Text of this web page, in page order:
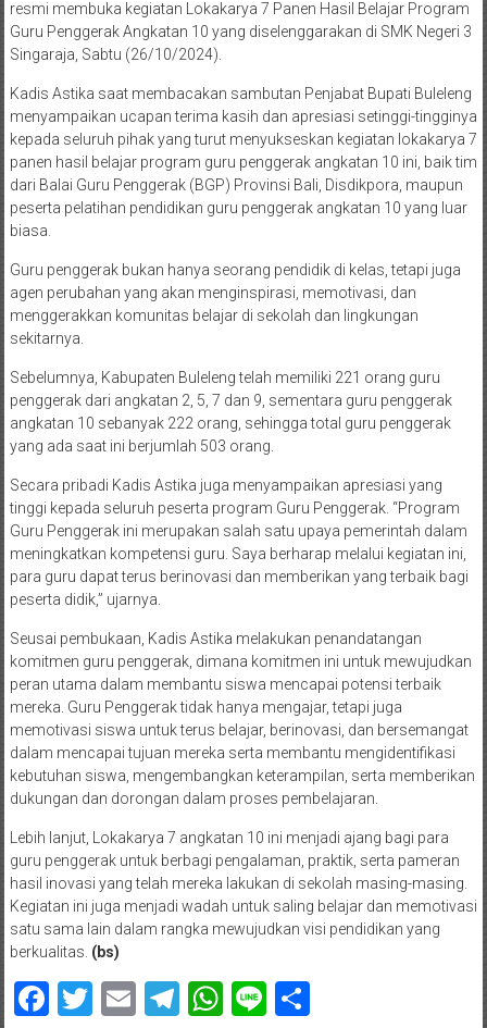
resmi membuka kegiatan Lokakarya 7 Panen Hasil Belajar Program
Guru Penggerak Angkatan 10 yang diselenggarakan di SMK Negeri 3
Singaraja, Sabtu (26/10/2024).
Kadis Astika saat membacakan sambutan Penjabat Bupati Buleleng
menyampaikan ucapan terima kasih dan apresiasi setinggi-tingginya
kepada seluruh pihak yang turut menyukseskan kegiatan lokakarya 7
panen hasil belajar program guru penggerak angkatan 10 ini, baik tim
dari Balai Guru Penggerak (BGP) Provinsi Bali, Disdikpora, maupun
peserta pelatihan pendidikan guru penggerak angkatan 10 yang luar
biasa.
Guru penggerak bukan hanya seorang pendidik di kelas, tetapi juga
agen perubahan yang akan menginspirasi, memotivasi, dan
menggerakkan komunitas belajar di sekolah dan lingkungan
sekitarnya.
Sebelumnya, Kabupaten Buleleng telah memiliki 221 orang guru
penggerak dari angkatan 2, 5, 7 dan 9, sementara guru penggerak
angkatan 10 sebanyak 222 orang, sehingga total guru penggerak
yang ada saat ini berjumlah 503 orang.
Secara pribadi Kadis Astika juga menyampaikan apresiasi yang
tinggi kepada seluruh peserta program Guru Penggerak. “Program
Guru Penggerak ini merupakan salah satu upaya pemerintah dalam
meningkatkan kompetensi guru. Saya berharap melalui kegiatan ini,
para guru dapat terus berinovasi dan memberikan yang terbaik bagi
peserta didik,” ujarnya.
Seusai pembukaan, Kadis Astika melakukan penandatangan
komitmen guru penggerak, dimana komitmen ini untuk mewujudkan
peran utama dalam membantu siswa mencapai potensi terbaik
mereka. Guru Penggerak tidak hanya mengajar, tetapi juga
memotivasi siswa untuk terus belajar, berinovasi, dan bersemangat
dalam mencapai tujuan mereka serta membantu mengidentifikasi
kebutuhan siswa, mengembangkan keterampilan, serta memberikan
dukungan dan dorongan dalam proses pembelajaran.
Lebih lanjut, Lokakarya 7 angkatan 10 ini menjadi ajang bagi para
guru penggerak untuk berbagi pengalaman, praktik, serta pameran
hasil inovasi yang telah mereka lakukan di sekolah masing-masing.
Kegiatan ini juga menjadi wadah untuk saling belajar dan memotivasi
satu sama lain dalam rangka mewujudkan visi pendidikan yang
berkualitas. (bs)
Facebook
Twitter
EmailTelegram
WhatsApp
LineShare